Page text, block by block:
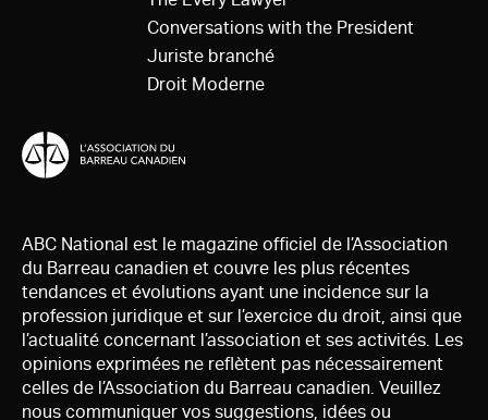
Conversations with the President
Juriste branché
Droit Moderne
ABC National est le magazine officiel de l’Association
du Barreau canadien et couvre les plus récentes
tendances et évolutions ayant une incidence sur la
profession juridique et sur l’exercice du droit, ainsi que
l’actualité concernant l’association et ses activités. Les
opinions exprimées ne reflètent pas nécessairement
celles de l’Association du Barreau canadien. Veuillez
nous communiquer vos suggestions, idées ou